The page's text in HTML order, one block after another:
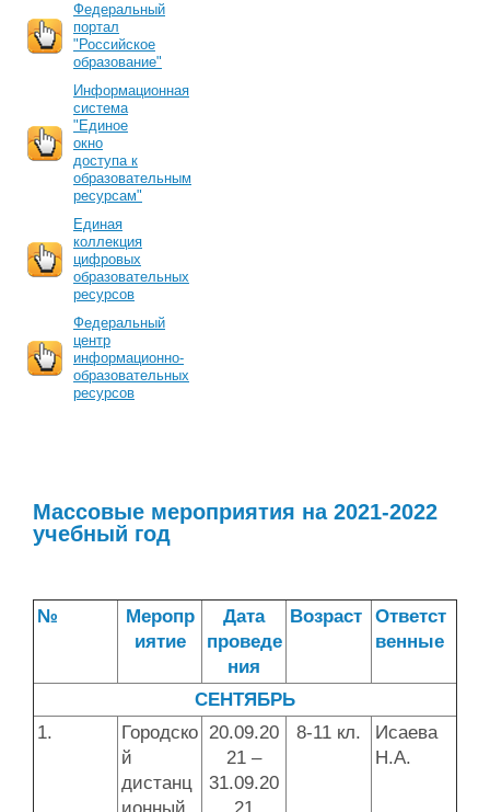
Федеральный
портал
"Российское
образование"
Информационная
система
"Единое
окно
доступа к
образовательным
ресурсам"
Единая
коллекция
цифровых
образовательных
ресурсов
Федеральный
центр
информационно-
образовательных
ресурсов
Массовые мероприятия на 2021-2022
учебный год
№
Меропр
иятие
Дата
проведе
ния
Возраст
Ответст
венные
СЕНТЯБРЬ
1.
Городско
й
дистанц
20.09.20
21 –
31.09.20
8-11 кл.
Исаева
Н.А.